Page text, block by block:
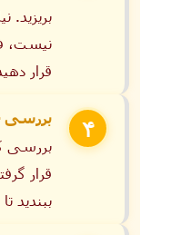
بریزید.
نیست،
قرار
۴ بررسی
بررسی
قرار
ببندید